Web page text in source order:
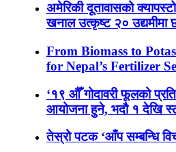
अमेरिकी दूतावासको
खनाल उत्कृष्ट २० उद्यमीमा
From Biomass to
for Nepal’s Fertilizer
‘१९ औँ गोदावरी फूलको
आयोजना हुने, भदौ १ देखि
तेस्रो पटक ‘आँप सम्बन्धि